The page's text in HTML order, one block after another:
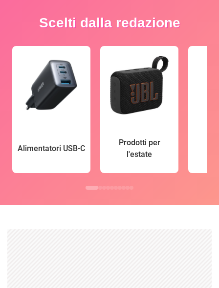
Scelti dalla redazione
Alimentatori USB-C
Prodotti per
l'estate